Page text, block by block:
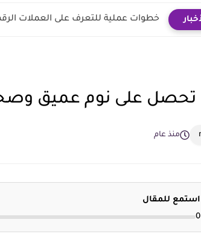
خطوات عملية للتعرف على العملات
تحصل على نوم عميق
منذ عام
للمقال